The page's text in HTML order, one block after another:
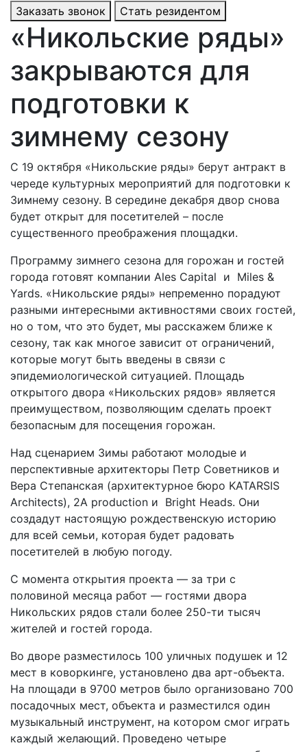
Заказать звонок
Стать резидентом
«Никольские ряды»
закрываются для
подготовки к
зимнему сезону
С 19 октября «Никольские ряды» берут антракт в
череде культурных мероприятий для подготовки к
Зимнему сезону. В середине декабря двор снова
будет открыт для посетителей – после
существенного преображения площадки.
Программу зимнего сезона для горожан и гостей
города готовят компании Ales Capital и Miles &
Yards. «Никольские ряды» непременно порадуют
разными интересными активностями своих гостей,
но о том, что это будет, мы расскажем ближе к
сезону, так как многое зависит от ограничений,
которые могут быть введены в связи с
эпидемиологической ситуацией. Площадь
открытого двора «Никольских рядов» является
преимуществом, позволяющим сделать проект
безопасным для посещения горожан.
Над сценарием Зимы работают молодые и
перспективные архитекторы Петр Советников и
Вера Степанская (архитектурное бюро KATARSIS
Architects), 2A production и Bright Heads. Они
создадут настоящую рождественскую историю
для всей семьи, которая будет радовать
посетителей в любую погоду.
С момента открытия проекта — за три с
половиной месяца работ — гостями двора
Никольских рядов стали более 250-ти тысяч
жителей и гостей города.
Во дворе разместилось 100 уличных подушек и 12
мест в коворкинге, установлено два арт-объекта.
На площади в 9700 метров было организовано 700
посадочных мест, объекта и разместился один
музыкальный инструмент, на котором смог играть
каждый желающий. Проведено четыре